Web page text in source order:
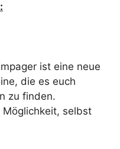
ist eine neue
die es euch
zu finden.
selbst